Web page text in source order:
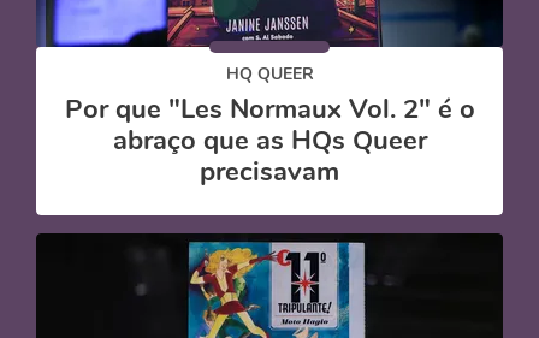
HQ QUEER
Por que "Les Normaux Vol. 2" é o
abraço que as HQs Queer
precisavam